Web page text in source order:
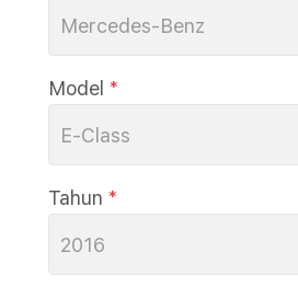
Mercedes-Benz
Model *
E-Class
Tahun *
2016